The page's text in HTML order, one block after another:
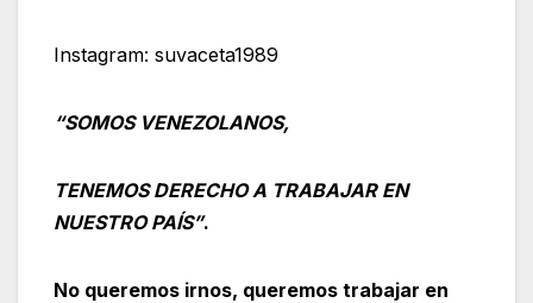
Instagram: suvaceta1989
“SOMOS VENEZOLANOS,
TENEMOS DERECHO A TRABAJAR EN
NUESTRO PAÍS”.
No queremos irnos, queremos trabajar en